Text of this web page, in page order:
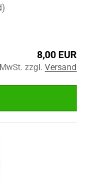
8,00 EUR
zzgl. Versand